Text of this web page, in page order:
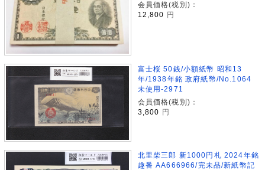
会員価格(税別)：
12,800
円
富士桜 50銭/小額紙幣 昭和13
年/1938年銘 政府紙幣/No.1064
未使用-2971
会員価格(税別)：
3,800
円
北里柴三郎 新1000円札 2024年銘
趣番 AA666966/完未品/新紙幣記